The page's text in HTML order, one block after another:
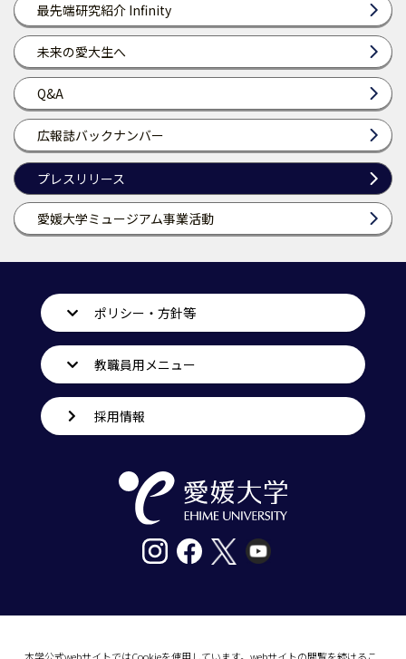
最先端研究紹介 Infinity
未来の愛大生へ
Q&A
広報誌バックナンバー
プレスリリース
愛媛大学ミュージアム事業活動
ポリシー・方針等
教職員用メニュー
採用情報